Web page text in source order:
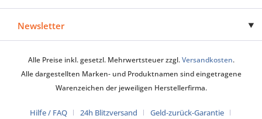
Newsletter
Alle Preise inkl. gesetzl. Mehrwertsteuer zzgl.Versandkosten.
Alle dargestellten Marken- und Produktnamen sind eingetragene
Warenzeichen der jeweiligen Herstellerfirma.
Hilfe / FAQ 24h Blitzversand Geld-zurück-Garantie